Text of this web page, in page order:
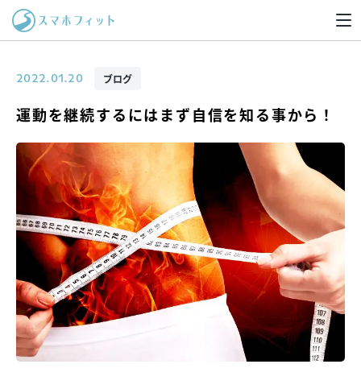
2022.01.20 ブログ
運動を継続するにはまず自信を知る事から！